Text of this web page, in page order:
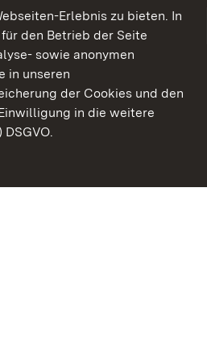
Erlebnis zu bieten. In
den Betrieb der Seite
sowie anonymen
in unseren
der Cookies und den
in die weitere